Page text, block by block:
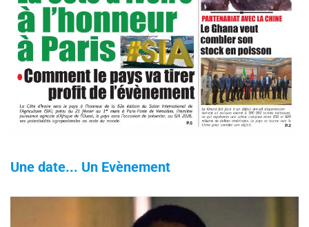
Une date... Un Evènement